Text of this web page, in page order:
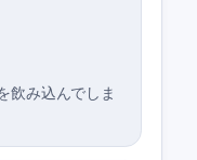
飲み込んでしま